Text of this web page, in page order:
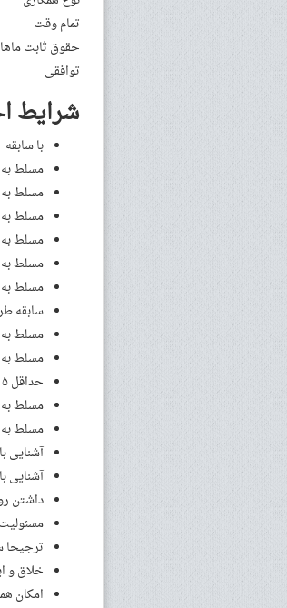
تمام وقت
حقوق ثابت
توافقی
شرایط
با سابقه
مسلط
مسلط به
مسلط به
مسلط به طراحی
مسلط
مسلط به
سابقه
مسلط
مسلط
حداقل ۵ سال سابقه کار حرفه ای
مسلط
مسلط
آشنایی
آشنایی
داشتن
مسئولیت
خلاق و
امکان